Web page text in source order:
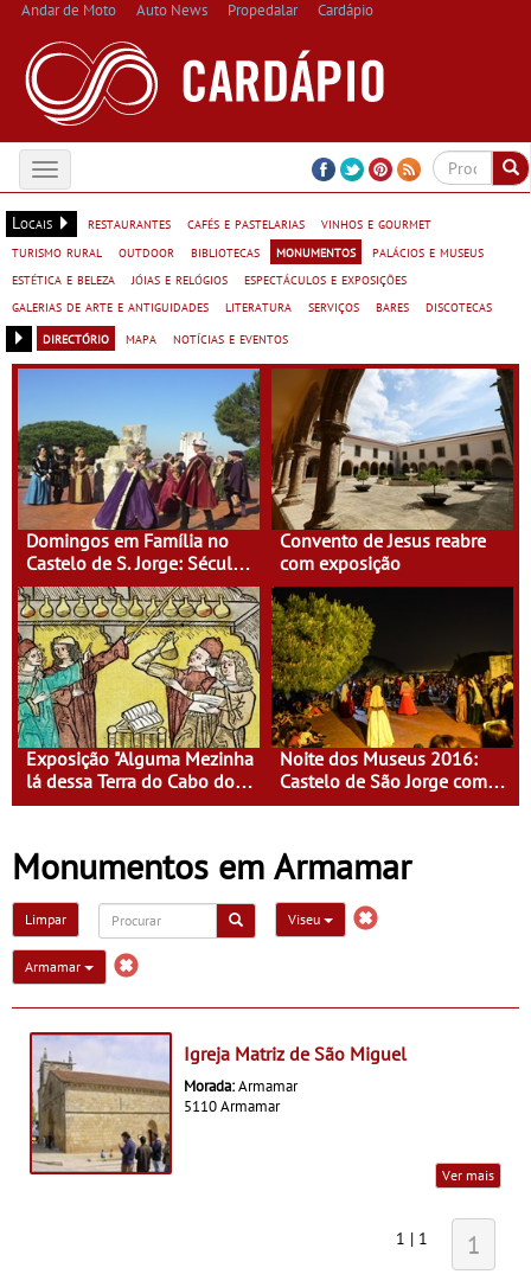
Andar de Moto Auto News Propedalar Cardápio
Toggle
navigation
Locais
restaurantes cafés e pastelarias
vinhos e gourmet
turismo rural
outdoor bibliotecas monumentos
palácios e museus
estética e beleza
jóias e relógios
espectáculos e exposições
galerias de arte e antiguidades
literatura serviços bares
discotecas
directório
mapa notícias e eventos
Domingos em Família no
Castelo de S. Jorge: Século
XVI - Tempo de Mulheres -
Mulheres do Seu tempo
Convento de Jesus reabre
com exposição
Exposição "Alguma Mezinha
lá dessa Terra do Cabo do
Mundo"
Noite dos Museus 2016:
Castelo de São Jorge com
entrada gratuita
Monumentos em Armamar
Limpar Viseu
Armamar
Igreja Matriz de São Miguel
Morada:Armamar
5110 Armamar
Ver mais
1 | 1 1